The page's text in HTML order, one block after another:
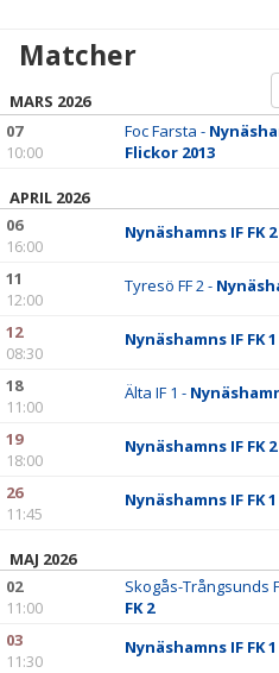
BILDGALLERI
KONTAKT
Matcher
MARS 2026
07
10:00
Foc Farsta -
Flickor 2013
APRIL 2026
06
16:00
Nynäshamns IF FK 2
11
12:00
Tyresö FF 2 -
12
08:30
Nynäshamns IF FK 1
18
11:00
Älta IF 1 -
19
18:00
Nynäshamns IF FK 2
26
11:45
Nynäshamns IF FK 1
MAJ 2026
02
11:00
Skogås-Trångsunds
FK 2
03
11:30
Nynäshamns IF FK 1